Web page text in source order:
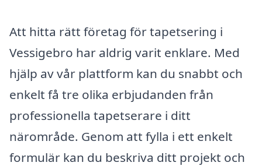
Att hitta rätt företag för tapetsering i
Vessigebro har aldrig varit enklare. Med
hjälp av vår plattform kan du snabbt och
enkelt få tre olika erbjudanden från
professionella tapetserare i ditt
närområde. Genom att fylla i ett enkelt
formulär kan du beskriva ditt projekt och